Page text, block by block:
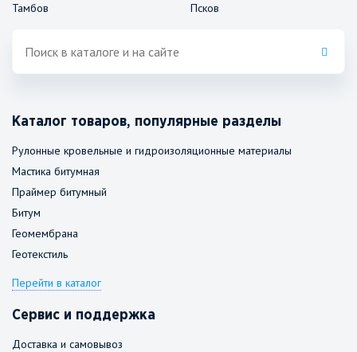
Тамбов
Псков
Каталог товаров, популярные разделы
Рулонные кровельные и гидроизоляционные материалы
Мастика битумная
Праймер битумный
Битум
Геомембрана
Геотекстиль
Перейти в каталог
Сервис и поддержка
Доставка и самовывоз